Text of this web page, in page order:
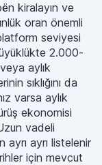
kiralayın ve
oran önemli
seviyesi
2.000-
aylık
sıklığını da
varsa aylık
ekonomisi
vadeli
ayrı ayrı listelenir
için mevcut